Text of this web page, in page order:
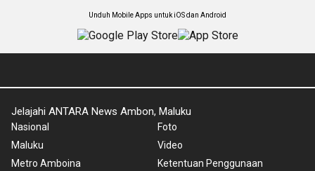
Unduh Mobile Apps untuk iOS dan Android
Jelajahi ANTARA News Ambon, Maluku
Nasional
Maluku
Metro Amboina
Foto
Video
Ketentuan Penggunaan